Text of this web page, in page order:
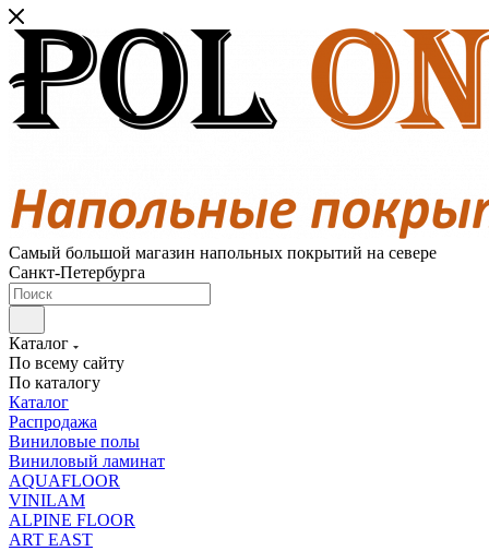
Самый большой магазин напольных покрытий на севере
Санкт-Петербурга
Каталог
По всему сайту
По каталогу
Каталог
Распродажа
Виниловые полы
Виниловый ламинат
AQUAFLOOR
VINILAM
ALPINE FLOOR
ART EAST